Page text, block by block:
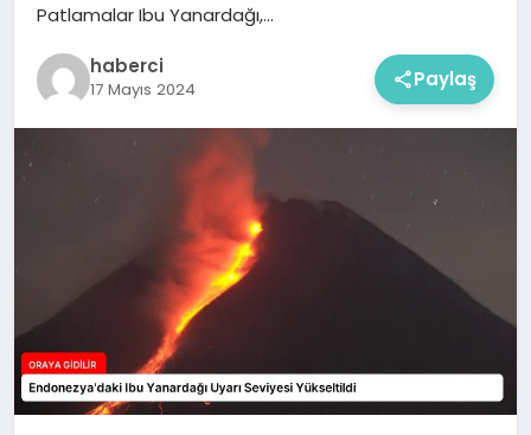
Patlamalar Ibu Yanardağı,…
haberci
17 Mayıs 2024 Paylaş